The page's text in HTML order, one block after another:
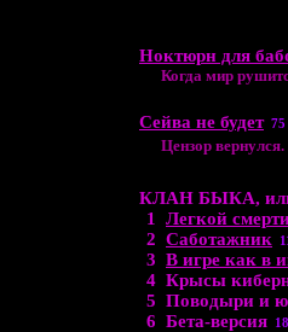
Ноктюрн для
Когда мир
Сейва не будет75
Цензор вернулся.
КЛАН БЫКА,
1
Легкой
2 Саботажник
3 В игре как в
4 Крысы
5 Поводыри и
6 Бета-версия 18